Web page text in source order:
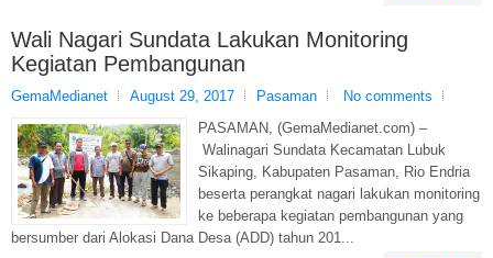
Wali Nagari Sundata Lakukan Monitoring
Kegiatan Pembangunan
GemaMedianet August 29, 2017 Pasaman
No comments
PASAMAN, (GemaMedianet.com) –
Walinagari Sundata Kecamatan Lubuk
Sikaping, Kabupaten Pasaman, Rio Endria
beserta perangkat nagari lakukan monitoring
ke beberapa kegiatan pembangunan yang
bersumber dari Alokasi Dana Desa (ADD) tahun 201...